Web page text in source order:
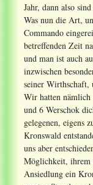
Jahr, dann also
Was nun die Art,
Commando
betreffenden Zeit
und man ist auch
inzwischen
seiner Wirthschaft,
Wir hatten nämlich
und 6 Werschok
gelegenen, eigens
Kronswald
uns aber
Möglichkeit, ihrem
Ansiedlung ein